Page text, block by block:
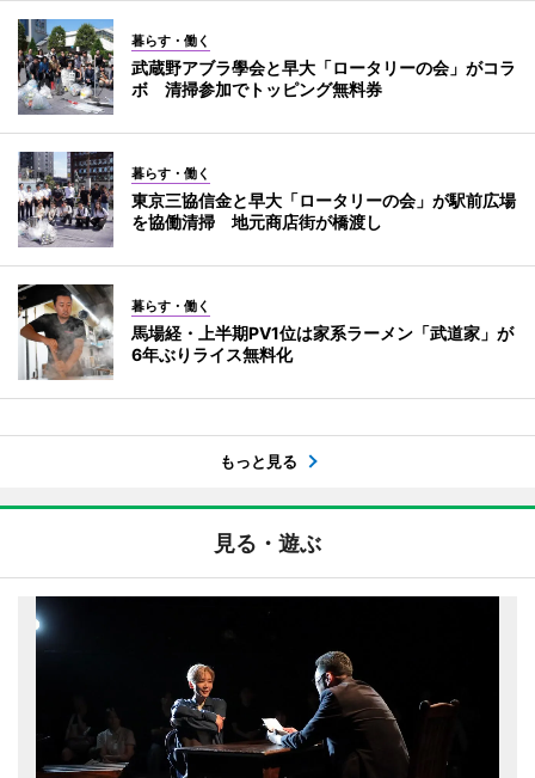
暮らす・働く
武蔵野アブラ學会と早大「ロータリーの会」がコラ
ボ 清掃参加でトッピング無料券
暮らす・働く
東京三協信金と早大「ロータリーの会」が駅前広場
を協働清掃 地元商店街が橋渡し
暮らす・働く
馬場経・上半期PV1位は家系ラーメン「武道家」が
6年ぶりライス無料化
もっと見る
見る・遊ぶ